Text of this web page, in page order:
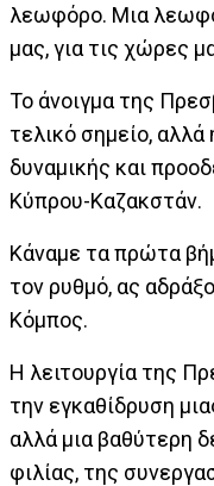
λεωφόρο. Μια
μας, για τις χώρες
Το άνοιγμα της
τελικό σημείο, αλλά
δυναμικής και
Κύπρου-Καζακστάν.
Κάναμε τα πρώτα
τον ρυθμό, ας
Κόμπος.
Η λειτουργία της
την εγκαθίδρυση
αλλά μια βαθύτερη
φιλίας, της